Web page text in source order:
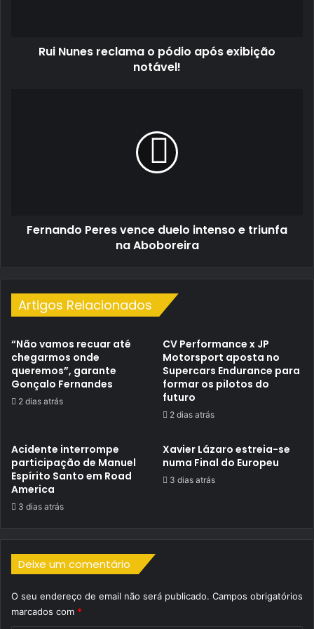
Rui Nunes reclama o pódio após exibição
notável!
Fernando Peres vence duelo intenso e triunfa
na Aboboreira
Artigos Relacionados
“Não vamos recuar até
chegarmos onde
queremos”, garante
Gonçalo Fernandes
2 dias atrás
CV Performance x JP
Motorsport aposta no
Supercars Endurance para
formar os pilotos do
futuro
2 dias atrás
Acidente interrompe
participação de Manuel
Espírito Santo em Road
America
3 dias atrás
Xavier Lázaro estreia-se
numa Final do Europeu
3 dias atrás
Deixe um comentário
O seu endereço de email não será publicado. Campos obrigatórios
marcados com *